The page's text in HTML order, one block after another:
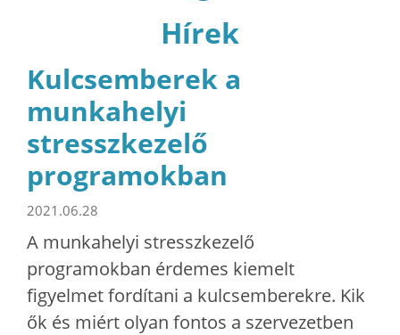
Hírek
Kulcsemberek a
munkahelyi
stresszkezelő
programokban
2021.06.28
A munkahelyi stresszkezelő
programokban érdemes kiemelt
figyelmet fordítani a kulcsemberekre. Kik
ők és miért olyan fontos a szervezetben